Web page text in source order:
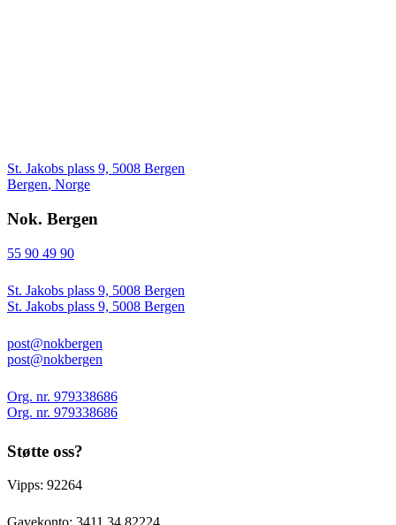
St. Jakobs plass 9, 5008 Bergen
Bergen, Norge
Nok. Bergen
55 90 49 90
St. Jakobs plass 9, 5008 Bergen
St. Jakobs plass 9, 5008 Bergen
post@nokbergen
post@nokbergen
Org. nr. 979338686
Org. nr. 979338686
Støtte oss?
Vipps: 92264